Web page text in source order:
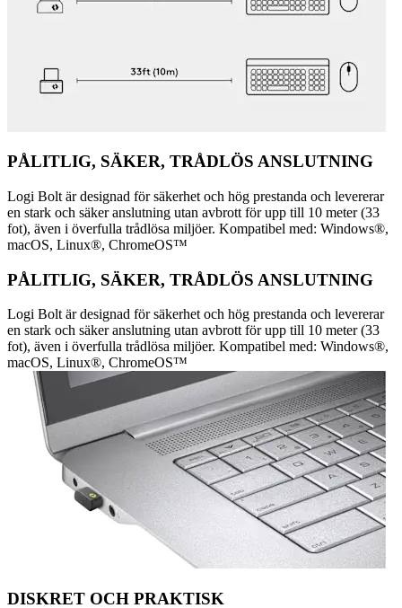
PÅLITLIG, SÄKER, TRÅDLÖS ANSLUTNING
Logi Bolt är designad för säkerhet och hög prestanda och levererar
en stark och säker anslutning utan avbrott för upp till 10 meter (33
fot), även i överfulla trådlösa miljöer. Kompatibel med: Windows®,
macOS, Linux®, ChromeOS™
PÅLITLIG, SÄKER, TRÅDLÖS ANSLUTNING
Logi Bolt är designad för säkerhet och hög prestanda och levererar
en stark och säker anslutning utan avbrott för upp till 10 meter (33
fot), även i överfulla trådlösa miljöer. Kompatibel med: Windows®,
macOS, Linux®, ChromeOS™
DISKRET OCH PRAKTISK